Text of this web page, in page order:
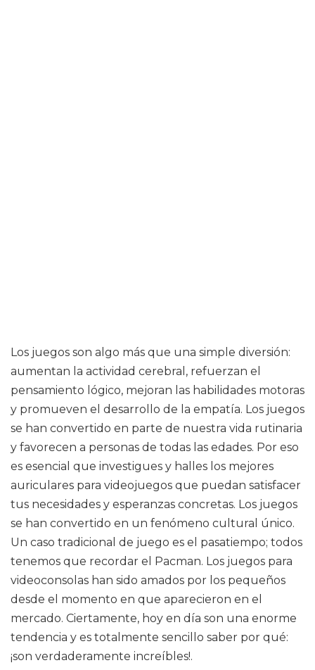
Los juegos son algo más que una simple diversión:
aumentan la actividad cerebral, refuerzan el
pensamiento lógico, mejoran las habilidades motoras
y promueven el desarrollo de la empatía. Los juegos
se han convertido en parte de nuestra vida rutinaria
y favorecen a personas de todas las edades. Por eso
es esencial que investigues y halles los mejores
auriculares para videojuegos que puedan satisfacer
tus necesidades y esperanzas concretas. Los juegos
se han convertido en un fenómeno cultural único.
Un caso tradicional de juego es el pasatiempo; todos
tenemos que recordar el Pacman. Los juegos para
videoconsolas han sido amados por los pequeños
desde el momento en que aparecieron en el
mercado. Ciertamente, hoy en día son una enorme
tendencia y es totalmente sencillo saber por qué:
¡son verdaderamente increíbles!.